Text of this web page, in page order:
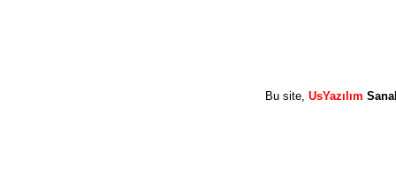
Bu site, UsYazılım